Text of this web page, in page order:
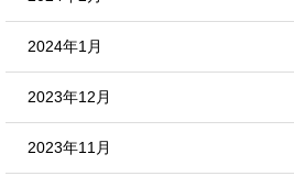
2024年1月
2023年12月
2023年11月